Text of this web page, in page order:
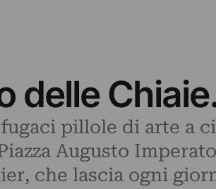
delle
fugaci pillole di arte a
Augusto
che lascia ogni